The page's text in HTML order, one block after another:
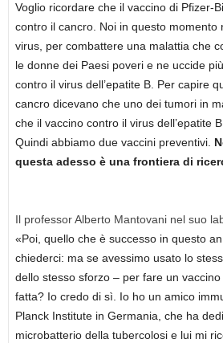
Voglio ricordare che il vaccino di Pfizer-
contro il cancro. Noi in questo
virus, per combattere una malattia che
le donne dei Paesi poveri e ne uccide
contro il virus dell’epatite B. Per capire
cancro dicevano che uno dei tumori in
che il vaccino contro il virus dell’epatite
Quindi abbiamo due vaccini preventivi.
questa adesso è una frontiera di
Il professor Alberto Mantovani nel suo
«Poi, quello che è successo in questo
chiederci: ma se avessimo usato lo
dello stesso sforzo – per fare un
fatta? Io credo di sì. Io ho un amico
Planck Institute in Germania, che ha
microbatterio della tubercolosi e lui mi